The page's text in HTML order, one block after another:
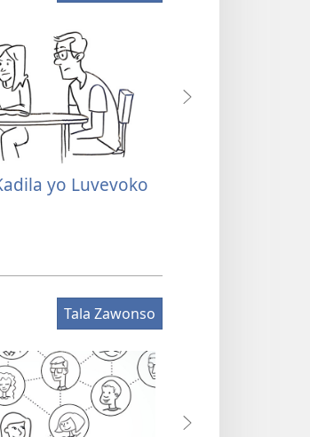
yo Luvevoko
Tala Zawonso